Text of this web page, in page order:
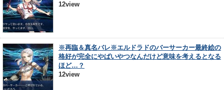
12view
※再臨＆真名バレ※エルドラドのバーサーカー最終絵の
格好が完全にやばいやつなんだけど意味を考えるとなる
ほど…？
12view